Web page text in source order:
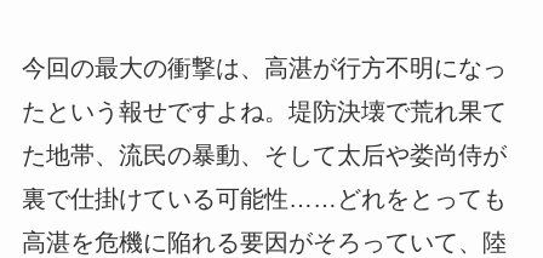
今回の最大の衝撃は、高湛が行方不明になっ
たという報せですよね。堤防決壊で荒れ果て
た地帯、流民の暴動、そして太后や娄尚侍が
裏で仕掛けている可能性……どれをとっても
高湛を危機に陥れる要因がそろっていて、陸